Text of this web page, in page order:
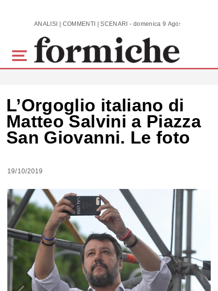
Skip to main content ANALISI | COMMENTI | SCENARI - domenica 9 Agosto 2026
L’Orgoglio italiano di
Matteo Salvini a Piazza
San Giovanni. Le foto
19/10/2019